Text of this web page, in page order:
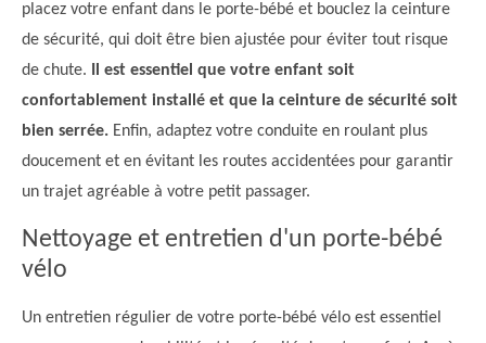
placez votre enfant dans le porte-bébé et bouclez la ceinture
de sécurité, qui doit être bien ajustée pour éviter tout risque
de chute. Il est essentiel que votre enfant soit
confortablement installé et que la ceinture de sécurité soit
bien serrée. Enfin, adaptez votre conduite en roulant plus
doucement et en évitant les routes accidentées pour garantir
un trajet agréable à votre petit passager.
Nettoyage et entretien d'un porte-bébé
vélo
Un entretien régulier de votre porte-bébé vélo est essentiel